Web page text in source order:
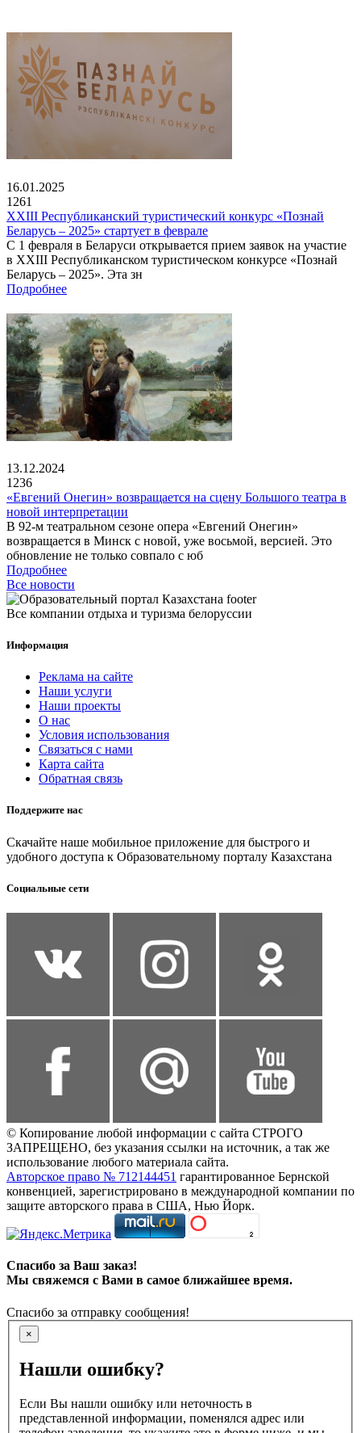
16.01.2025
1261
XXIII Республиканский туристический конкурс «Познай
Беларусь – 2025» стартует в феврале
С 1 февраля в Беларуси открывается прием заявок на участие
в XXIII Республиканском туристическом конкурсе «Познай
Беларусь – 2025». Эта зн
Подробнее
13.12.2024
1236
«Евгений Онегин» возвращается на сцену Большого театра в
новой интерпретации
В 92-м театральном сезоне опера «Евгений Онегин»
возвращается в Минск с новой, уже восьмой, версией. Это
обновление не только совпало с юб
Подробнее
Все новости
Все компании отдыха и туризма белоруссии
Информация
Реклама на сайте
Наши услуги
Наши проекты
О нас
Условия использования
Связаться с нами
Карта сайта
Обратная связь
Поддержите нас
Скачайте наше мобильное приложение для быстрого и
удобного доступа к Образовательному порталу Казахстана
Социальные сети
© Копирование любой информации с сайта СТРОГО
ЗАПРЕЩЕНО, без указания ссылки на источник, а так же
использование любого материала сайта.
Авторское право № 712144451 гарантированное Бернской
конвенцией, зарегистрировано в международной компании по
защите авторского права в США, Нью Йорк.
Спасибо за Ваш заказ!
Мы свяжемся с Вами в самое ближайшее время.
Спасибо за отправку сообщения!
×
Нашли ошибку?
Если Вы нашли ошибку или неточность в
представленной информации, поменялся адрес или